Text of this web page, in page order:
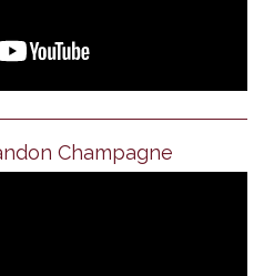
Champagne